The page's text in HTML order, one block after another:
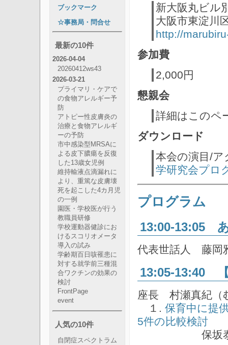
新大阪丸ビル
大阪市東淀川
http://
参加費
2,000円
懇親会
詳細はこのペ
ダウンロード
本会の演目/
学研究会プロ
プログラム
13:00-13:05
代表世話人 藤岡
13:05-13:40
座長 村瀬真紀（
１.保育中に提
5件の比較検討
保坂泰介（
ブックマーク
☆事務局・問合せ
最新の10件
2026-04-04
20260412ws43
2026-03-21
プライマリ・ケアで
の食物アレルギー予
防
アトピー性皮膚炎の
治療と食物アレルギ
ーの予防
市中感染型MRSAに
よる皮下膿瘍を反復
した13歳女児例
維持輸液点滴漏れに
より、重篤な皮膚壊
死を起こした4カ月児
の一例
園医・学校医が行う
教職員研修
学校運動器健診にお
けるスコリオメータ
導入の試み
学齢期百日咳罹患に
対する就学前三種混
合ワクチンの効果の
検討
FrontPage
event
人気の10件
自閉症スペクトラム